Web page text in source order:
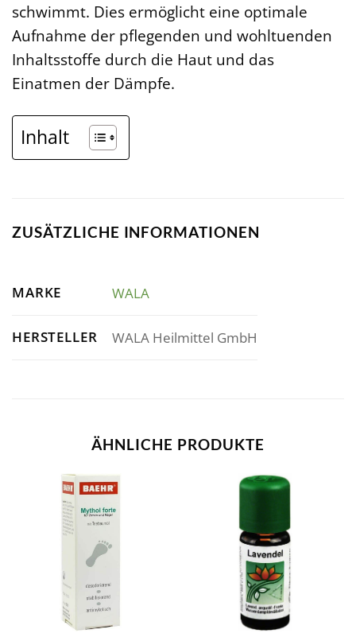
schwimmt. Dies ermöglicht eine optimale
Aufnahme der pflegenden und wohltuenden
Inhaltsstoffe durch die Haut und das
Einatmen der Dämpfe.
Inhalt
ZUSÄTZLICHE INFORMATIONEN
MARKE WALA
HERSTELLER WALA Heilmittel GmbH
ÄHNLICHE PRODUKTE